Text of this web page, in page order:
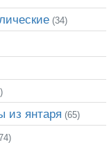
(34)
из янтаря (65)